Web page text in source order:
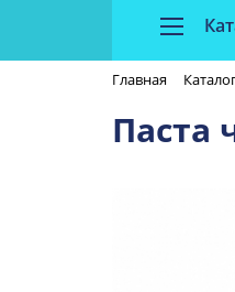
Главная
Паста